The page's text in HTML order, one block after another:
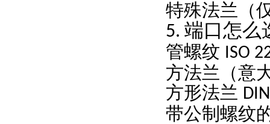
特殊法兰（
5. 端口怎么
管螺纹
方法兰（意
方形法兰
带公制螺纹